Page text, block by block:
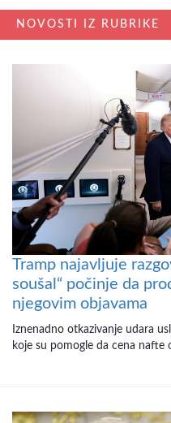
NOVOSTI IZ RUBRIKE
Tramp najavljuje
soušal“ počinje da
njegovim objavama
Iznenadno otkazivanje udara
koje su pomogle da cena nafte